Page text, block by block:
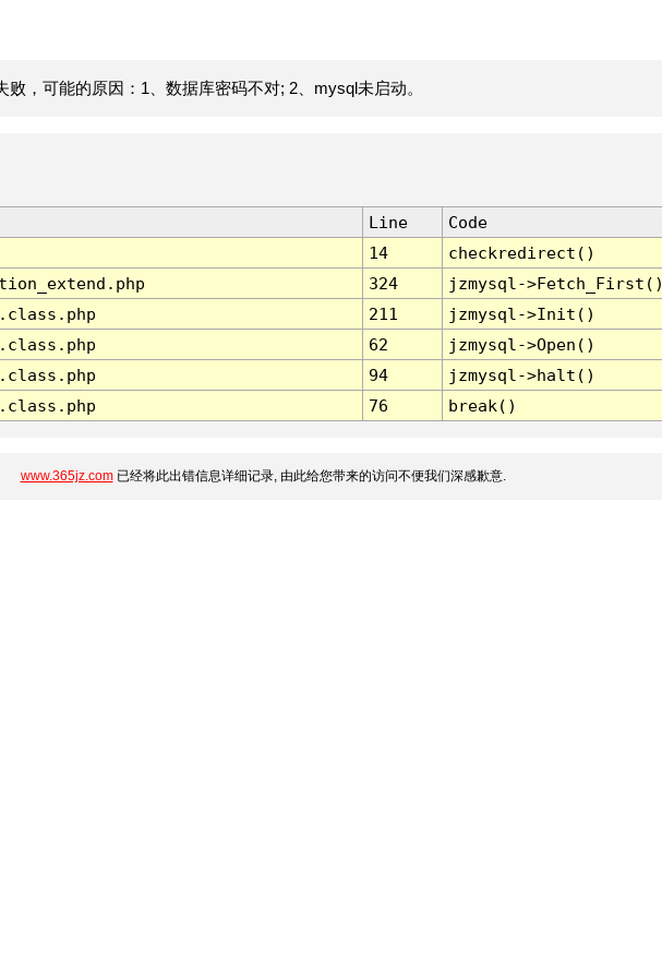
，可能的原因：1、数据库密码不对; 2、mysql未启动。
Line
Code
14
checkredirect()
324
jzmysql-
211
jzmysql->Init()
62
jzmysql->Open()
94
jzmysql->halt()
76 break()
www.365jz.com已经将此出错信息详细记录, 由此给您带来的访问不便我们深感歉意.